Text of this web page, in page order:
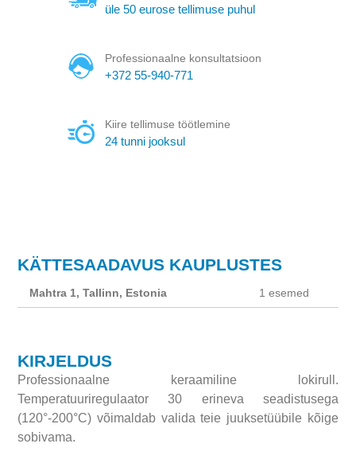
üle 50 eurose tellimuse puhul
Professionaalne konsultatsioon
+372 55-940-771
Kiire tellimuse töötlemine
24 tunni jooksul
KÄTTESAADAVUS KAUPLUSTES
Mahtra 1, Tallinn, Estonia 1 esemed
KIRJELDUS
Professionaalne keraamiline lokirull.
Temperatuuriregulaator 30 erineva seadistusega
(120°-200°C) võimaldab valida teie juuksetüübile kõige
sobivama.